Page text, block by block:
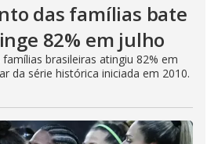
das famílias bate
82% em julho
brasileiras atingiu 82% em
da série histórica iniciada em 2010.